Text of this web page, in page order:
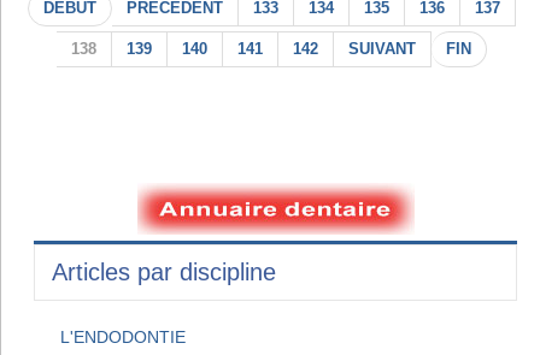
DÉBUT PRÉCÉDENT 133 134 135 136 137
138 139 140 141 142 SUIVANT FIN
Articles par discipline
L'ENDODONTIE